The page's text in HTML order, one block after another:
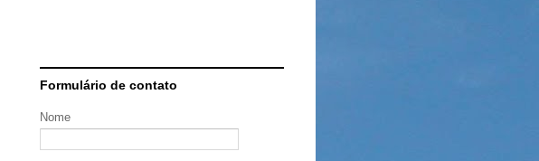
Formulário de contato
Nome